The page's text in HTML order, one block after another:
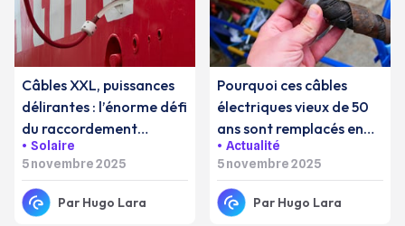
Câbles XXL, puissances
délirantes : l’énorme défi
du raccordement
électrique des navires à
quai
Solaire
5 novembre 2025
Par Hugo Lara
Pourquoi ces câbles
électriques vieux de 50
ans sont remplacés en
urgence dans nos villes ?
Actualité
5 novembre 2025
Par Hugo Lara